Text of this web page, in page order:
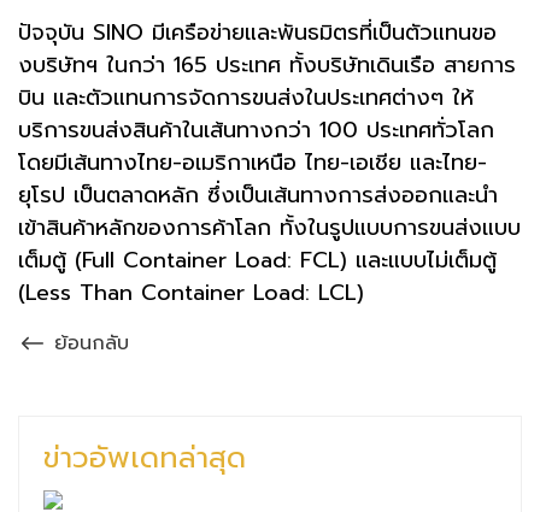
ปัจจุบัน SINO มีเครือข่ายและพันธมิตรที่เป็นตัวแทนขอ
งบริษัทฯ ในกว่า 165 ประเทศ ทั้งบริษัทเดินเรือ สายการ
บิน และตัวแทนการจัดการขนส่งในประเทศต่างๆ ให้
บริการขนส่งสินค้าในเส้นทางกว่า 100 ประเทศทั่วโลก
โดยมีเส้นทางไทย-อเมริกาเหนือ ไทย-เอเชีย และไทย-
ยุโรป เป็นตลาดหลัก ซึ่งเป็นเส้นทางการส่งออกและนำ
เข้าสินค้าหลักของการค้าโลก ทั้งในรูปแบบการขนส่งแบบ
เต็มตู้ (Full Container Load: FCL) และแบบไม่เต็มตู้
(Less Than Container Load: LCL)
ย้อนกลับ
ข่าวอัพเดทล่าสุด